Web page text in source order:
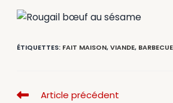
ÉTIQUETTES: FAIT MAISON,VIANDE, BARBECUE
Article précédent